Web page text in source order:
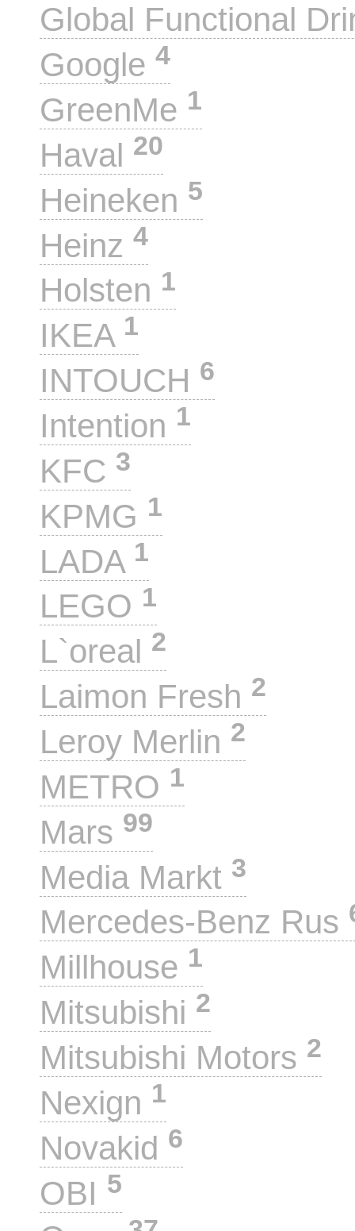
Global Functional
Google 4
GreenMe 1
Haval 20
Heineken 5
Heinz 4
Holsten 1
IKEA 1
INTOUCH 6
Intention 1
KFC 3
KPMG 1
LADA 1
LEGO 1
L`oreal 2
Laimon Fresh 2
Leroy Merlin 2
METRO 1
Mars 99
Media Markt 3
Mercedes-Benz Rus
Millhouse 1
Mitsubishi 2
Mitsubishi Motors 2
Nexign 1
Novakid 6
OBI 5